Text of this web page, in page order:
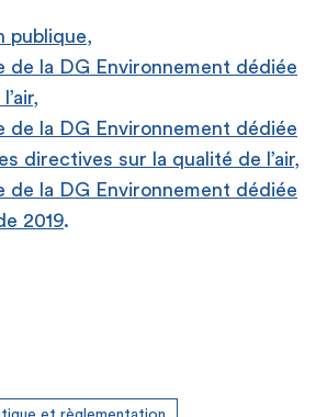
publique,
de la DG Environnement dédiée
,
de la DG Environnement dédiée
directives sur la qualité de l’air,
de la DG Environnement dédiée
2019.